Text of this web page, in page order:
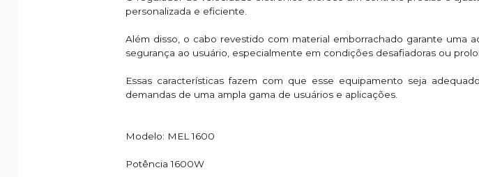
personalizada e eficiente.
Além disso, o cabo revestido com material emborrachado garante uma
segurança ao usuário, especialmente em condições desafiadoras ou
Essas características fazem com que esse equipamento seja
demandas de uma ampla gama de usuários e aplicações.
Modelo: MEL 1600
Potência 1600W